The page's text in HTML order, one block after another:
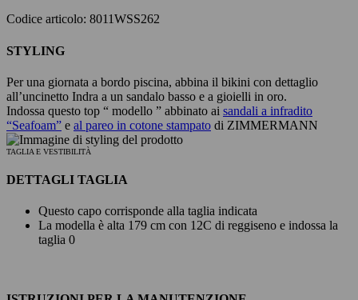
Codice articolo: 8011WSS262
STYLING
Per una giornata a bordo piscina, abbina il bikini con dettaglio
all’uncinetto Indra a un sandalo basso e a gioielli in oro.
Indossa questo top “ modello ” abbinato ai sandali a infradito
“Seafoam” e al pareo in cotone stampato di ZIMMERMANN
TAGLIA E VESTIBILITÀ
DETTAGLI TAGLIA
Questo capo corrisponde alla taglia indicata
La modella è alta 179 cm con 12C di reggiseno e indossa la
taglia 0